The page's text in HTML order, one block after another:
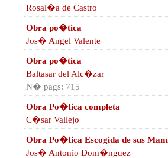
Rosal�a de Castro
Obra po�tica
Jos� Angel Valente
Obra po�tica
Baltasar del Alc�zar
N� pags: 715
Obra Po�tica completa
C�sar Vallejo
Obra Po�tica Escogida de sus
Jos� Antonio Dom�nguez